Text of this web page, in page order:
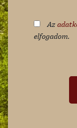
Az
elfogadom.